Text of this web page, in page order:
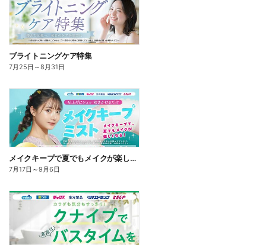
ブライトニングケア特集
7月25日 ～8月31日
メイクキープで夏でもメイクが楽しくなる!
7月17日 ～9月6日